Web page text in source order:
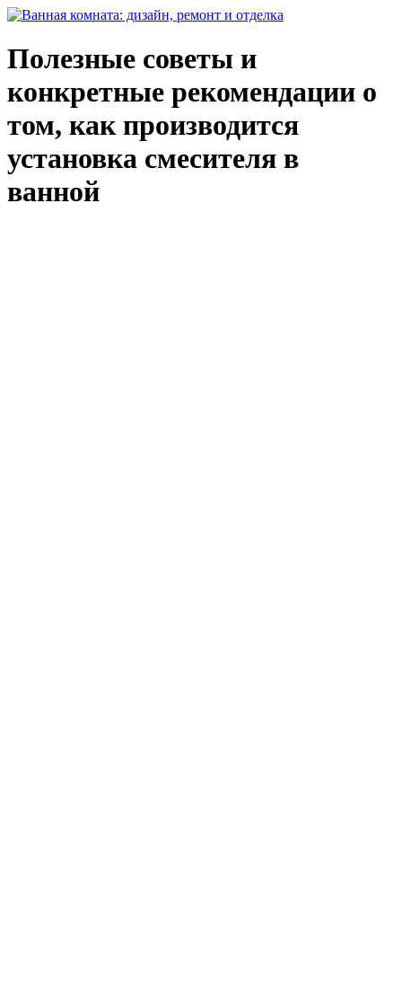
Полезные советы и
конкретные рекомендации о
том, как производится
установка смесителя в
ванной